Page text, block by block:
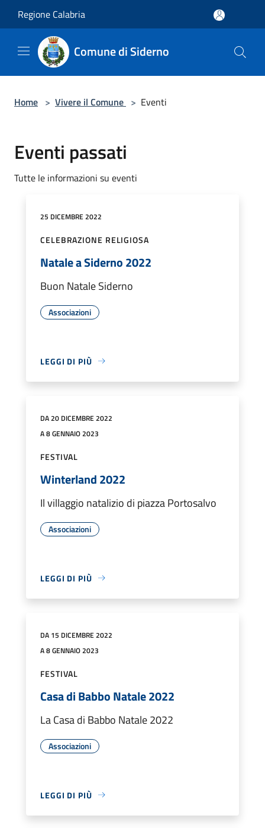
Regione Calabria
Comune di Siderno
Home > Vivere il Comune > Eventi
Eventi passati
Tutte le informazioni su eventi
25 DICEMBRE 2022
CELEBRAZIONE RELIGIOSA
Natale a Siderno 2022
Buon Natale Siderno
Associazioni
LEGGI DI PIÙ
DA 20 DICEMBRE 2022
A 8 GENNAIO 2023
FESTIVAL
Winterland 2022
Il villaggio natalizio di piazza Portosalvo
Associazioni
LEGGI DI PIÙ
DA 15 DICEMBRE 2022
A 8 GENNAIO 2023
FESTIVAL
Casa di Babbo Natale 2022
La Casa di Babbo Natale 2022
Associazioni
LEGGI DI PIÙ